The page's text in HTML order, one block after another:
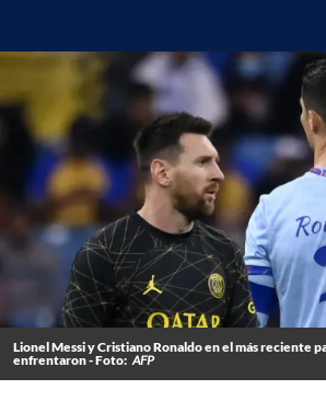
Lionel Messi y Cristiano Ronaldo en el más reciente
enfrentaron - Foto: AFP